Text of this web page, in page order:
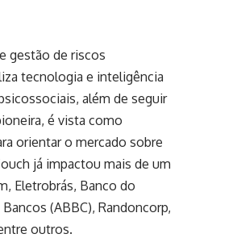
gestão de riscos
tecnologia e inteligência
além de seguir
é vista como
orientar o mercado sobre
já impactou mais de um
Eletrobrás, Banco do
(ABBC), Randoncorp,
outros.